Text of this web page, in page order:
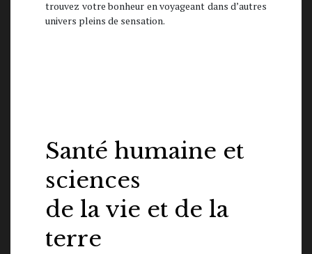
trouvez votre bonheur en voyageant dans d’autres
univers pleins de sensation.
Santé humaine et
sciences
de la vie et de la
terre